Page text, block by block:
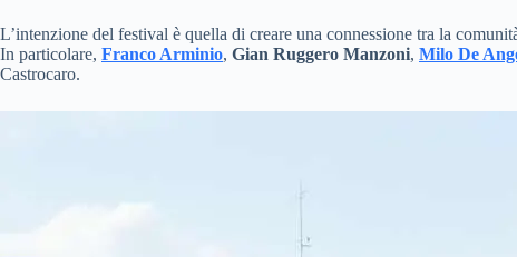
L’intenzione del festival è quella di creare una connessione tra la
In particolare, Franco Arminio, Gian Ruggero Manzoni, Milo De
Castrocaro.